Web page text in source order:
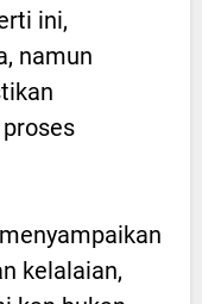
ini,
namun
kelalaian,